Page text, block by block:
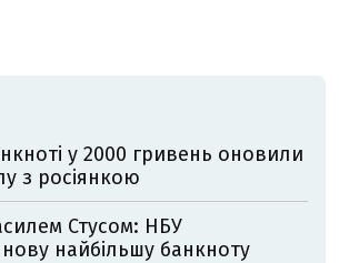
у 2000 гривень оновили
з росіянкою
Стусом: НБУ
найбільшу банкноту